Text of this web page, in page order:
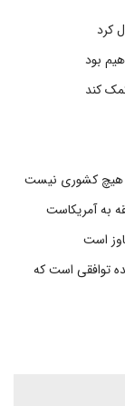
کرد
بود
کند
هیچ کشوری نیست
به آمریکاست
است
توافقی است که